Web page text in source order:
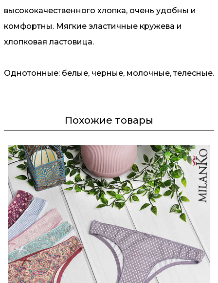
высококачественного хлопка, очень удобны и
комфортны. Мягкие эластичные кружева и
хлопковая ластовица.
Однотонные: белые, черные, молочные, телесные.
Похожие товары